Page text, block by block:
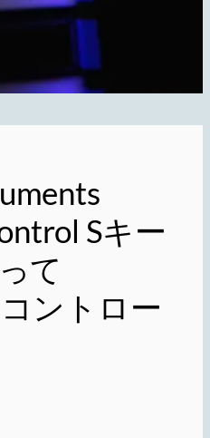
Sキー
て
ントロー